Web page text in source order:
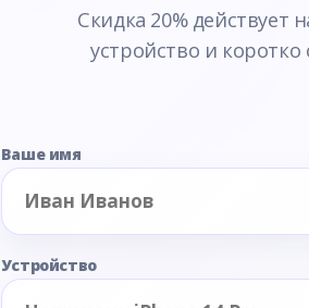
Скидка 20% действует
устройство и
Ваше имя
Устройство